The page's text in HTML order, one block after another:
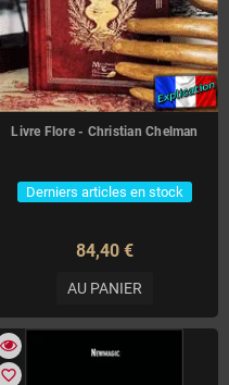
Livre Flore - Christian Chelman
Derniers articles en stock
84,40 €
AU PANIER
favorite_border